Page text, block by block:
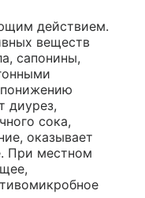
действием.
веществ
сапонины,
диурез,
сока,
оказывает
При местном